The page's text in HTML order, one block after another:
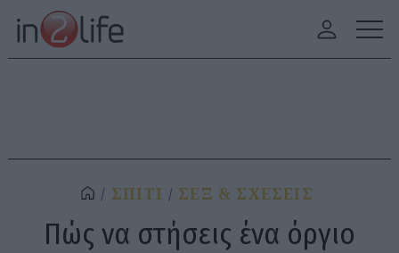
ΣΠΙΤΙ ΣΕΞ & ΣΧΕΣΕΙΣ
Πώς να στήσεις ένα όργιο